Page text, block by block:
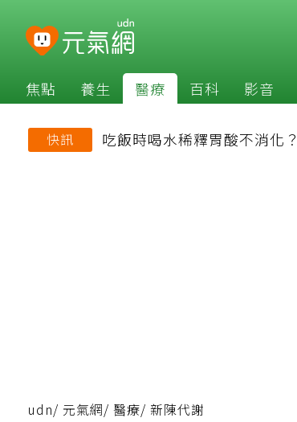
焦點 養生 醫療 百科 影音
快訊 吃飯時喝水稀釋胃酸不消化
udn/ 元氣網/ 醫療/ 新陳代謝